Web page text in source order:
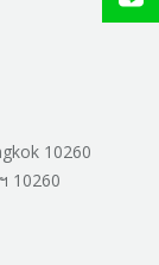
10260
10260